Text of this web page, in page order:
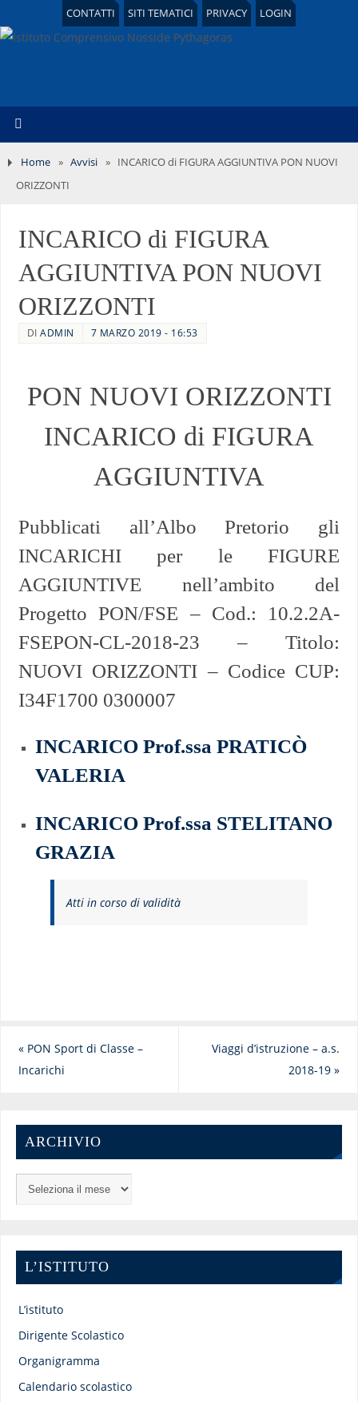
CONTATTI SITI TEMATICI PRIVACY LOGIN
Home » Avvisi » INCARICO di FIGURA AGGIUNTIVA PON NUOVI
ORIZZONTI
INCARICO di FIGURA
AGGIUNTIVA PON NUOVI
ORIZZONTI
DIADMIN 7 MARZO 2019 - 16:53
PON NUOVI ORIZZONTI
INCARICO di FIGURA
AGGIUNTIVA
Pubblicati all’Albo Pretorio gli
INCARICHI per le FIGURE
AGGIUNTIVE nell’ambito del
Progetto PON/FSE – Cod.: 10.2.2A-
FSEPON-CL-2018-23 – Titolo:
NUOVI ORIZZONTI – Codice CUP:
I34F1700 0300007
INCARICO Prof.ssa PRATICÒ
VALERIA
INCARICO Prof.ssa STELITANO
GRAZIA
Atti in corso di validità
«PON Sport di Classe –
Incarichi
Viaggi d’istruzione – a.s.
2018-19»
ARCHIVIO
L’ISTITUTO
L’istituto
Dirigente Scolastico
Organigramma
Calendario scolastico